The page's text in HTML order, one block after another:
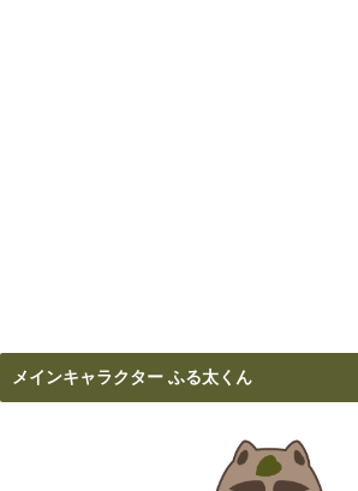
メインキャラクター ふる太くん